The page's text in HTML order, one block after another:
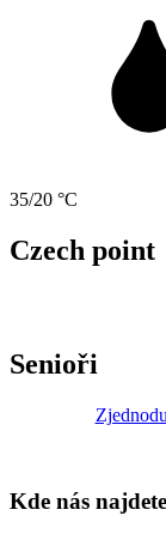
35/20 °C
Czech point
Senioři
Kde nás